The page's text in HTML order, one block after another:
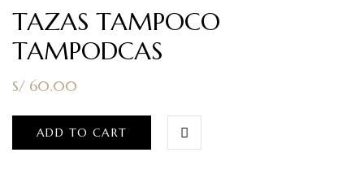
TAZAS TAMPOCO
TAMPODCAS
S/ 60.00
ADD TO CART